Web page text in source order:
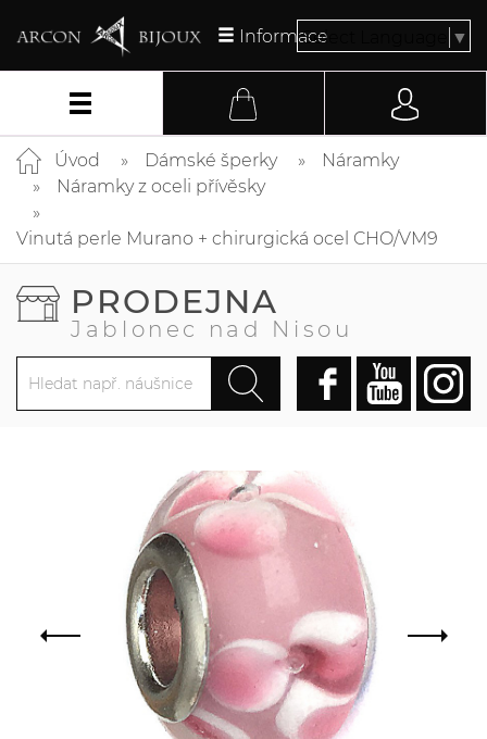
InformaceSelect Language ▼
Úvod Dámské šperky
Náramky
Náramky z oceli přívěsky
Vinutá perle Murano + chirurgická ocel CHO/VM9
PRODEJNA
Jablonec nad Nisou